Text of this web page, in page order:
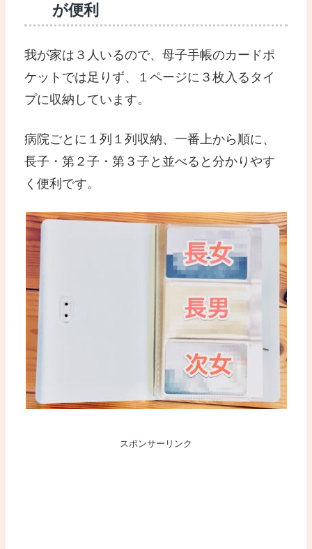
が便利
我が家は３人いるので、母子手帳のカードポ
ケットでは足りず、１ページに３枚入るタイ
プに収納しています。
病院ごとに１列１列収納、一番上から順に、
長子・第２子・第３子と並べると分かりやす
く便利です。
スポンサーリンク